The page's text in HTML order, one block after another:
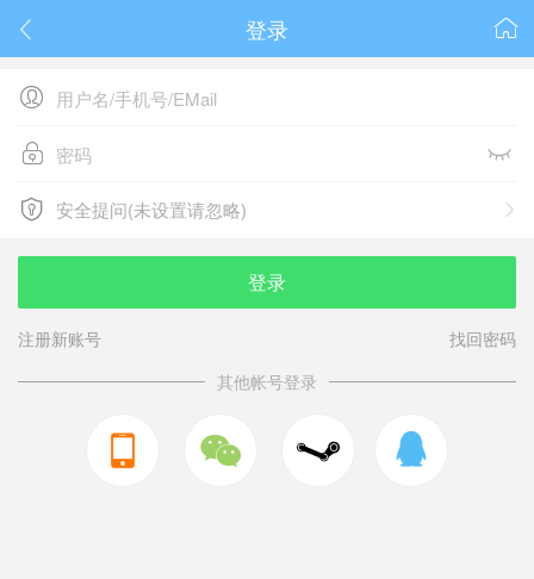
 
登录

 
 
安全提问(未设置请忽略)
安全提问(未设置请忽略)
登录
注册新账号
找回密码
其他帐号登录
  